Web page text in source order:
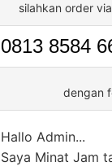
silahkan order
dengan
Hallo Admin...
Saya Minat Jam